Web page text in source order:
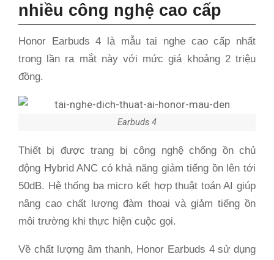
nhiều công nghệ cao cấp
Honor Earbuds 4 là mẫu tai nghe cao cấp nhất
trong lần ra mắt này với mức giá khoảng 2 triệu
đồng.
Earbuds 4
Thiết bị được trang bị công nghệ chống ồn chủ
động Hybrid ANC có khả năng giảm tiếng ồn lên tới
50dB. Hệ thống ba micro kết hợp thuật toán AI giúp
nâng cao chất lượng đàm thoại và giảm tiếng ồn
môi trường khi thực hiện cuộc gọi.
Về chất lượng âm thanh, Honor Earbuds 4 sử dụng